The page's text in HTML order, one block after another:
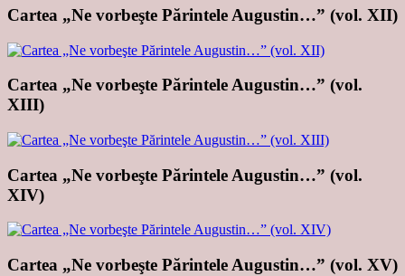
Cartea „Ne vorbeşte Părintele Augustin…” (vol. XII)
Cartea „Ne vorbeşte Părintele Augustin…” (vol.
XIII)
Cartea „Ne vorbeşte Părintele Augustin…” (vol.
XIV)
Cartea „Ne vorbeşte Părintele Augustin…” (vol. XV)